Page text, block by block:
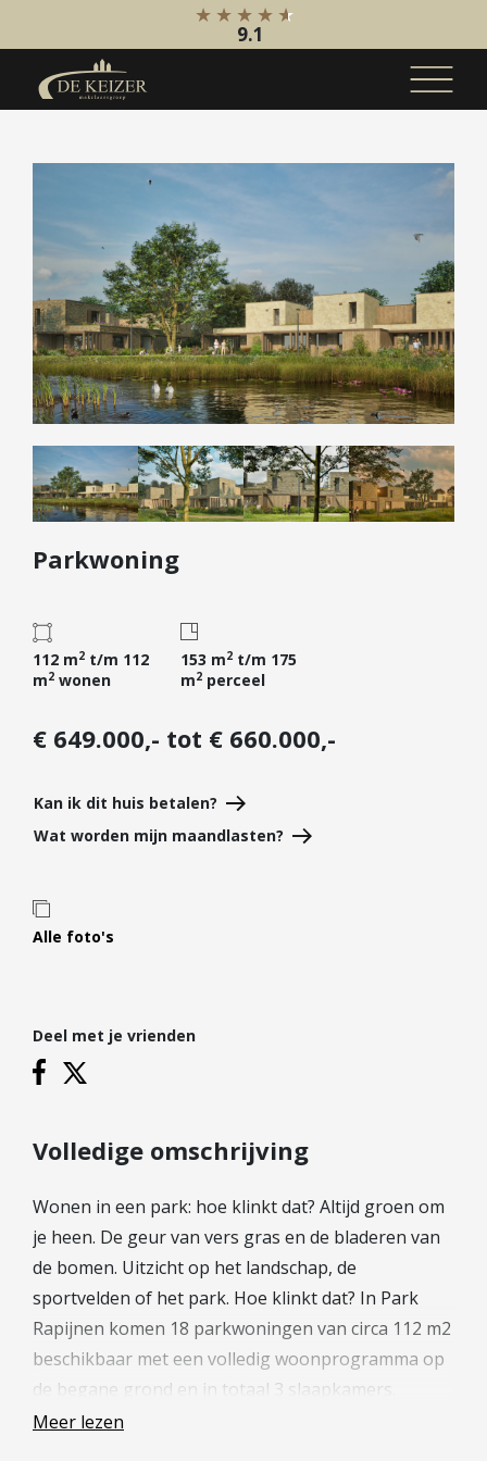
Koopaanbod
Internationaal
Nieuwbouw
Bedrijfsaanbod
Huuraanbod
Bestaande bouw
Internationaal
Nieuwbouw
Bedrijfsaanbod
Diensten
Kopen
Huren
Verhuren
Taxeren
Projectontwikkelaars
Particulieren
Hypotheekadvies
Starterslening
Financiële check
Banken
Contact
Leer ons kennen
Over Ons
Ons Team
Vacatures
Blog
9.1
Parkwoning
112 m2 t/m 112
m2 wonen
153 m2t/m 175
m2perceel
€ 649.000,- tot € 660.000,-
Kan ik dit huis betalen?
Wat worden mijn maandlasten?
Alle foto's
Deel met je vrienden
Volledige omschrijving
Wonen in een park: hoe klinkt dat? Altijd groen om
je heen. De geur van vers gras en de bladeren van
de bomen. Uitzicht op het landschap, de
sportvelden of het park. Hoe klinkt dat? In Park
Rapijnen komen 18 parkwoningen van circa 112 m2
beschikbaar met een volledig woonprogramma op
de begane grond en in totaal 3 slaapkamers.
Omringd door wandelpaden! Hier geniet je in een
Meer lezen